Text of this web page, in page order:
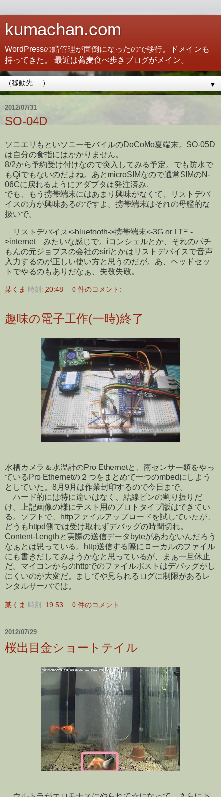
kumachan.com
WordPressの鯖管理が面倒になったので移行。ドメインも
持ってきた。 最近は蕎麦食べ歩きブログがメイン。
▼
2012/07/31
SO-04D
ソニエリもといソニーモバイルのDoCoMo夏端末。SO-05D
は自分の食指にはかかりません。
8/2から予約受け付けなので突入してみる予定。でも防水で
もQiでもないのだよね。あとmicroSIMなので通常SIMのN-
06Cに戻れるようにアダプタは発注済み。
でも、もう携帯端末にはあまり興味がなくて、リストデバ
イスの方が興味あるのですよ。携帯端末はそれの母艦的な
扱いで。
リストデバイス<-bluetooth->携帯端末<-3G or LTE -
>internet みたいな感じで。iコンシェルとか、それのパチ
もんの元ジョブスの会社のsiriとかはリストデバイスで音声
入力するのが正しい使い方と思うのだが。あ、ヘッドセッ
トでやるのもありだなぁ、失敬失敬。
某くま 時刻: 20:48 0 件のコメント:
趣味の電子工作(一時)終了
水槽カメラ＆水温計のPro Ethernetと、雨センサー類をやっ
ているPro Ethernetの２つをまとめて一つのmbedにしよう
としていた。8月9月は作業封印するので今日まで。
ハード的には特に違いはなく、結線ピンの割り振りだ
け。上記画像の様にテスト用のプロトタイプ版はできてい
る。ソフトで、httpファイルアップロードを試していたが、
どうもhttpd側では受け取れずデバッグの時間切れ。
Content-Lengthと実際の送信データbyteがあわないんだろう
なぁとは思っている。http送信する際にローカルのファイル
にも書きだしてみようかなと思っているが、まぁ一旦休止
だ。マイコンからのhttpでのファイルポストはデバッグがし
にくいのが大変だ。ましてや見られるログに制限があるレ
ンタルサーバでは。
某くま 時刻: 19:53 0 件のコメント:
2012/07/29
桜出目金ショートテイル